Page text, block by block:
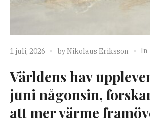
1 juli, 2026 byNikolaus Eriksson In
Världens hav
juni någonsin,
att mer värme